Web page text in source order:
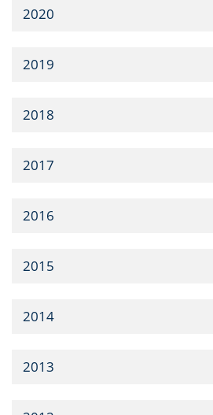
2020
2019
2018
2017
2016
2015
2014
2013